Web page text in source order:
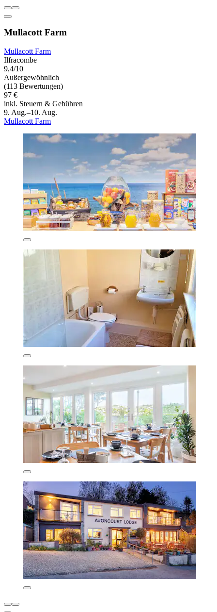
Mullacott Farm
Mullacott Farm
Ilfracombe
9,4/10
Außergewöhnlich
(113 Bewertungen)
97 €
inkl. Steuern & Gebühren
9. Aug.–10. Aug.
Mullacott Farm